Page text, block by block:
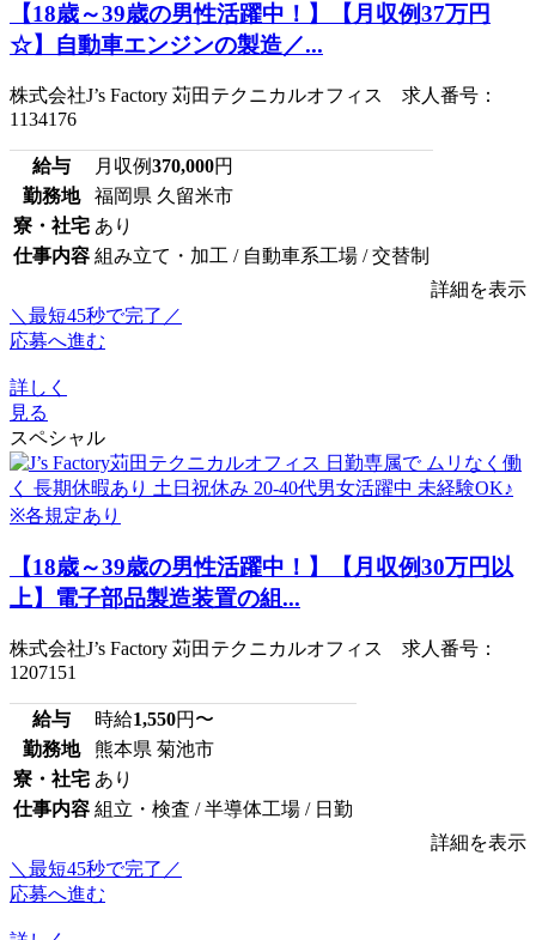
【18歳～39歳の男性活躍中！】【月収例37万円
☆】自動車エンジンの製造／...
株式会社J’s Factory 苅田テクニカルオフィス 求人番号：
1134176
給与 月収例370,000円
勤務地
福岡県 久留米市
寮・社宅 あり
仕事内容 組み立て・加工 / 自動車系工場 / 交替制
詳細を表示
＼最短45秒で完了／
応募へ進む
詳しく
見る
スペシャル
【18歳～39歳の男性活躍中！】【月収例30万円以
上】電子部品製造装置の組...
株式会社J’s Factory 苅田テクニカルオフィス 求人番号：
1207151
給与 時給1,550円〜
勤務地
熊本県 菊池市
寮・社宅 あり
仕事内容 組立・検査 / 半導体工場 / 日勤
詳細を表示
＼最短45秒で完了／
応募へ進む